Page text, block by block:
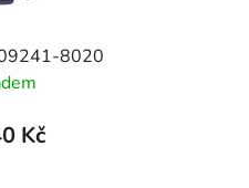
8020
Kč